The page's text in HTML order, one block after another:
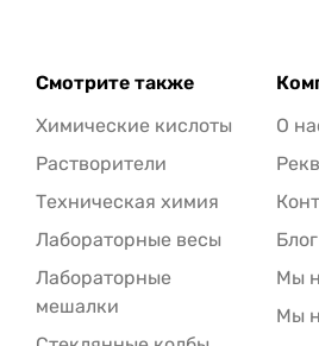
Смотрите также
Химические кислоты
Растворители
Техническая химия
Лабораторные весы
Лабораторные
мешалки
О
Блог
Мы
Мы